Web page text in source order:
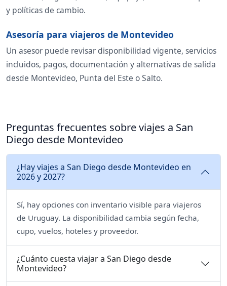
y políticas de cambio.
Asesoría para viajeros de Montevideo
Un asesor puede revisar disponibilidad vigente, servicios
incluidos, pagos, documentación y alternativas de salida
desde Montevideo, Punta del Este o Salto.
Preguntas frecuentes sobre viajes a San
Diego desde Montevideo
¿Hay viajes a San Diego desde Montevideo en
2026 y 2027?
Sí, hay opciones con inventario visible para viajeros
de Uruguay. La disponibilidad cambia según fecha,
cupo, vuelos, hoteles y proveedor.
¿Cuánto cuesta viajar a San Diego desde
Montevideo?